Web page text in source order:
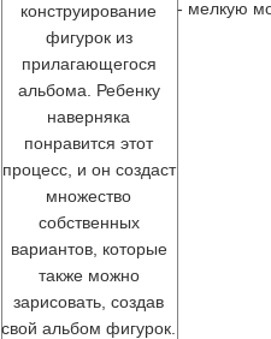
конструирование
фигурок из
прилагающегося
альбома. Ребенку
наверняка
понравится этот
процесс, и он создаст
множество
собственных
вариантов, которые
также можно
зарисовать, создав
свой альбом фигурок.
- мелкую